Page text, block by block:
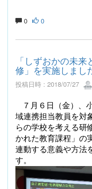
0 0
「しずおかの未
修」を実施しまし
投稿日時 : 2018/07/27
７月６日（金）、
域連携担当教員を対
らの学校を考える研
かれた教育課程」の
連動する意義や方法
す。